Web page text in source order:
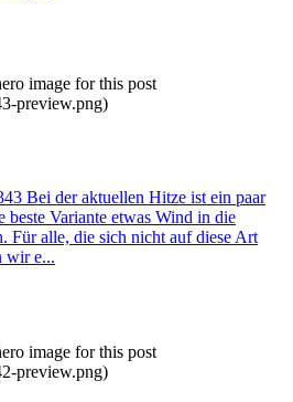
Bei der aktuellen Hitze ist ein paar
beste Variante etwas Wind in die
Für alle, die sich nicht auf diese Art
wir e...